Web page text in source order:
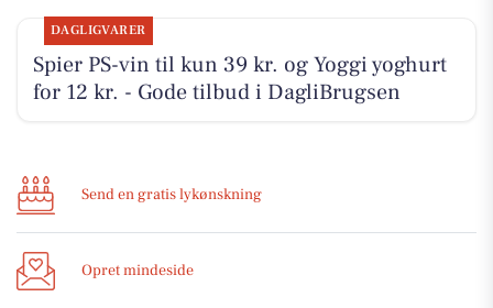
DAGLIGVARER
Spier PS-vin til kun 39 kr. og Yoggi yoghurt
for 12 kr. - Gode tilbud i DagliBrugsen
Send en gratis lykønskning
Opret mindeside